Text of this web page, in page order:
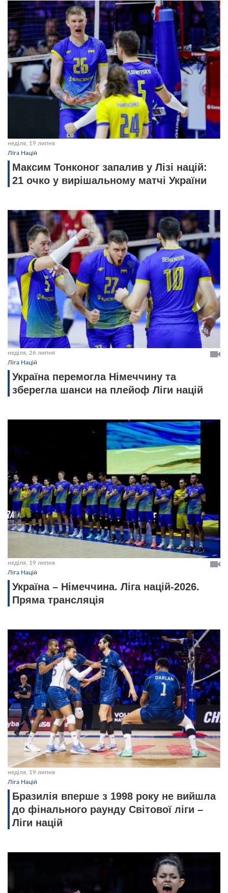
неділя, 19 липня
Ліга Націй
Максим Тонконог запалив у Лізі націй:
21 очко у вирішальному матчі України
неділя, 26 липня
Ліга Націй
Україна перемогла Німеччину та
зберегла шанси на плейоф Ліги націй
неділя, 19 липня
Ліга Націй
Україна – Німеччина. Ліга націй-2026.
Пряма трансляція
неділя, 19 липня
Ліга Націй
Бразилія вперше з 1998 року не вийшла
до фінального раунду Світової ліги –
Ліги націй